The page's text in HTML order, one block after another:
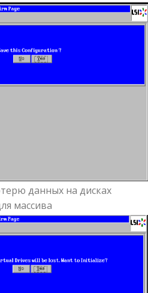
данных на дисках
массива